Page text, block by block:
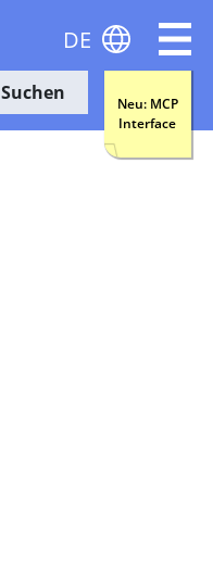
Suchen
Neu: MCP
Interface
DE